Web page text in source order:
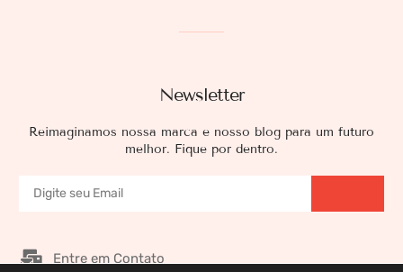
Newsletter
Reimaginamos nossa marca e nosso blog para um futuro
melhor. Fique por dentro.
Entre em Contato